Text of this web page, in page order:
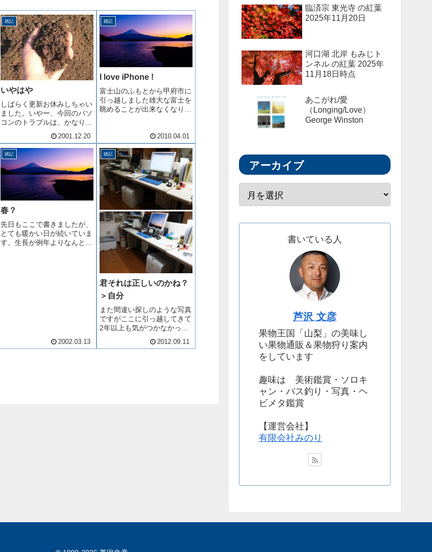
雑記
いやはや
しばらく更新お休みしちゃい
ました。いやー、今回のパソ
コンのトラブルは、かなりヘ
ビーでした。細かくは報告い
たしませんが、ちょっと踏ん
だり蹴ったりの、とほほ状況
でした。改めて、パソコンの
難しさを思い知りました。話
は変わって、みなさんは年賀
状もう...
2001.12.20
雑記
I love iPhone !
富士山のふもとから甲府市に
引っ越しました雄大な富士を
眺めることが出来なくなり寂
すこれらは引っ越し前に撮影
した写真です部屋の中はまだ
ゴチャゴチャでもＰＣ環境だ
けは早く復活させなければな
りませ...
2010.04.01
雑記
春？
先日もここで書きましたが、
とても暖かい日が続いていま
す。生長が例年よりなんと１
2002.03.13
雑記
君それは正しいのかね？
＞自分
また間違い探しのような写真
ですがここに引っ越してきて
2年以上も気がつかなかった
下の写真が今日です
2012.09.11
臨済宗 東光寺 の紅葉
2025年11月20日
河口湖 北岸 もみじト
ンネル の紅葉 2025年
11月18日時点
あこがれ/愛
（Longing/Love）
George Winston
アーカイブ
書いている人
芦沢 文彦
果物王国「山梨」の美味し
い果物通販＆果物狩り案内
をしています
趣味は 美術鑑賞・ソロキ
ャン・バス釣り・写真・ヘ
ビメタ鑑賞
【運営会社】
有限会社みのり